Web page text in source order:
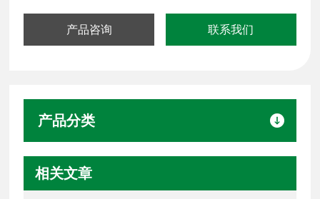
产品咨询 联系我们
产品分类
相关文章